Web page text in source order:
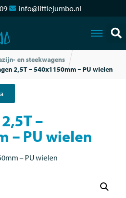
info@littlejumbo.nl
en steekwagens
2,5T – 540x1150mm – PU wielen
–
– PU wielen
– PU wielen